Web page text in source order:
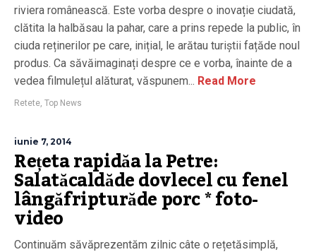
riviera românească. Este vorba despre o inovație ciudată,
clătita la halbăsau la pahar, care a prins repede la public, în
ciuda reținerilor pe care, inițial, le arătau turiștii fațăde noul
produs. Ca săvăimaginați despre ce e vorba, înainte de a
vedea filmulețul alăturat, văspunem... Read More
Retete, Top News
iunie 7, 2014
Rețeta rapidăa la Petre:
Salatăcaldăde dovlecel cu fenel
lângăfripturăde porc * foto-
video
Continuăm săvăprezentăm zilnic câte o rețetăsimplă,